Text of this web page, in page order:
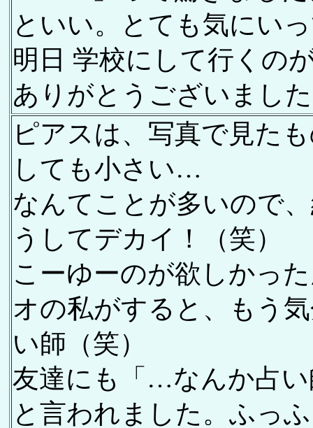
といい。とても気にい
明日 学校にして行くの
ありがとうございまし
ピアスは、写真で見た
しても小さい…
なんてことが多いので
うしてデカイ！（笑）
こーゆーのが欲しかっ
オの私がすると、もう
い師（笑）
友達にも「…なんか占
と言われました。ふっ